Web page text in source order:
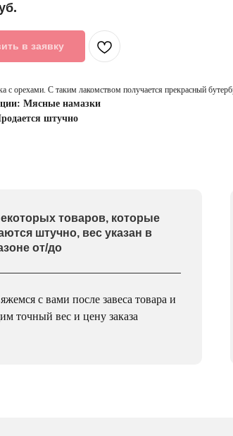
в заявку
с орехами. С таким лакомством получается прекрасный
Мясные намазки
штучно
товаров, которые
штучно, вес указан в
от/до
с вами после завеса товара и
точный вес и цену заказа